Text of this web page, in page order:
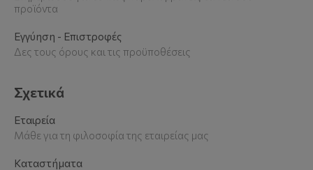
προϊόντα
Εγγύηση - Επιστροφές
Δες τους όρους και τις προϋποθέσεις
Σχετικά
Εταιρεία
Μάθε για τη φιλοσοφία της εταιρείας μας
Καταστήματα